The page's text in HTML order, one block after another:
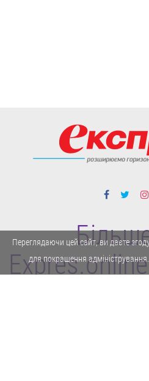
Переглядаючи цей сайт, ви даєте
для покращення адміністрування.